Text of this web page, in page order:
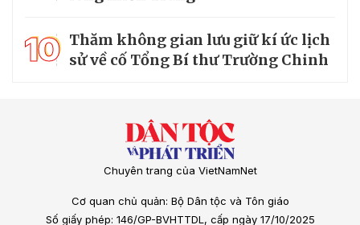
10 Thăm không gian lưu giữ kí ức lịch
sử về cố Tổng Bí thư Trường Chinh
Chuyên trang của VietNamNet
Cơ quan chủ quản: Bộ Dân tộc và Tôn giáo
Số giấy phép: 146/GP-BVHTTDL, cấp ngày 17/10/2025